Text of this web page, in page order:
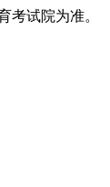
考试院为准。